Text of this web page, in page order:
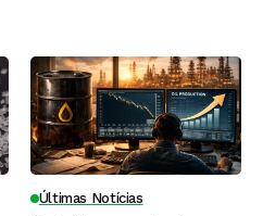
Últimas Notícias